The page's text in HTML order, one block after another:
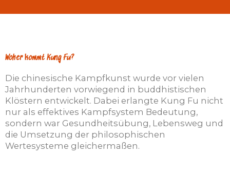
Woher kommt Kung Fu?
Die chinesische Kampfkunst wurde vor vielen
Jahrhunderten vorwiegend in buddhistischen
Klöstern entwickelt. Dabei erlangte Kung Fu nicht
nur als effektives Kampfsystem Bedeutung,
sondern war Gesundheitsübung, Lebensweg und
die Umsetzung der philosophischen
Wertesysteme gleichermaßen.